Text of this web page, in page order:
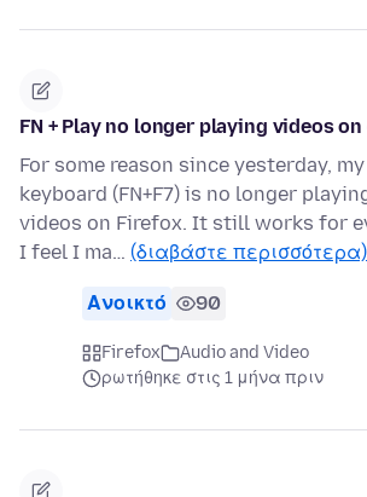
FN + Play no longer playing videos
For some reason since yesterday,
keyboard (FN+F7) is no longer
videos on Firefox. It still works for
I feel I ma… (διαβάστε περισσότερα)
Ανοικτό 90
Firefox
Audio and Video
ρωτήθηκε στις 1 μήνα πριν